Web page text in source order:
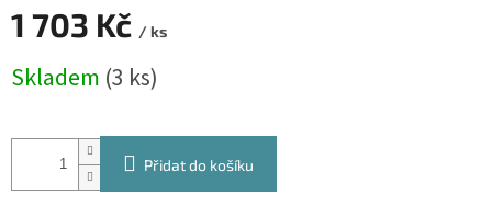
1 703 Kč / ks
cena:
Skladem (3 ks)
Přidat do košíku